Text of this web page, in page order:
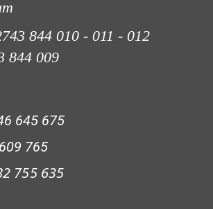
LƯỚI CHẮN CÔN TRÙNG
844 010 - 011 - 012
844 009
645 675
765
755 635